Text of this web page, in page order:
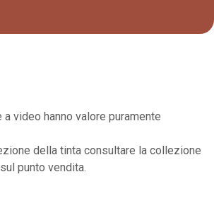
video hanno valore puramente
della tinta consultare la collezione
punto vendita.